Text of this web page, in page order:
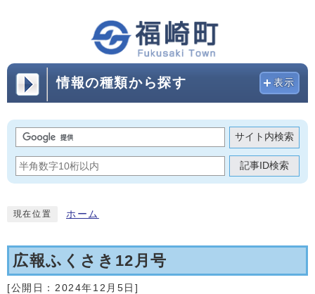
情報の種類から探す 表示
サイト内検索
記事ID検索
現在位置 ホーム
広報ふくさき12月号
[公開日： 2024年12月5日 ]